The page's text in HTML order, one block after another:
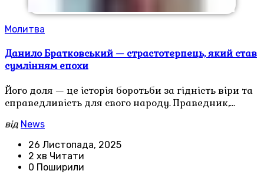
Молитва
Данило Братковський — страстотерпець, який став
сумлінням епохи
Його доля — це історія боротьби за гідність віри та
справедливість для свого народу. Праведник,…
від News
26 Листопада, 2025
2 хв Читати
0 Поширили